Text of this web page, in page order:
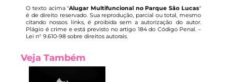
O texto acima "Alugar Multifuncional no Parque São Lucas"
é de direito reservado. Sua reprodução, parcial ou total, mesmo
citando nossos links, é proibida sem a autorização do autor.
Plágio é crime e está previsto no artigo 184 do Código Penal. –
Lei n° 9.610-98 sobre direitos autorais.
Veja Também